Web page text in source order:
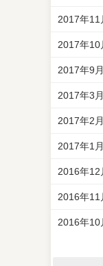
2017年11
2017年10
2017年9月
2017年3月
2017年2月
2017年1月
2016年12
2016年11
2016年10